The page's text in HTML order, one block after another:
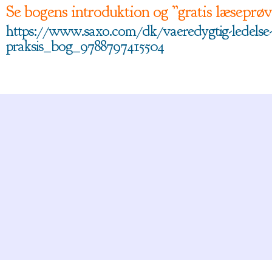
Se bogens introduktion og ”gratis
https://www.saxo.com/dk/vaeredygtig-
praksis_bog_9788797415504